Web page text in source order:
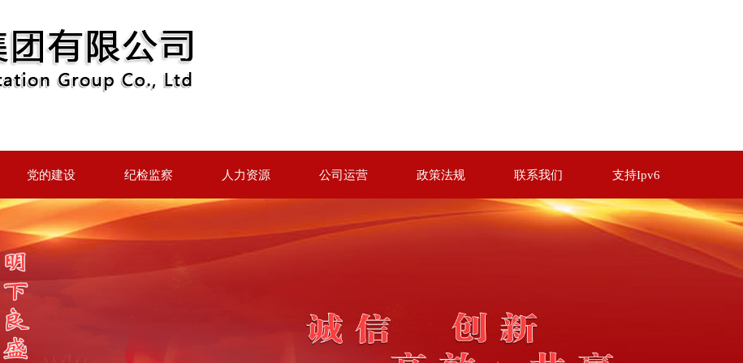
党的建设 纪检监察 人力资源 公司运营 政策法规 联系我们 支持Ipv6